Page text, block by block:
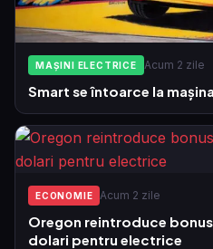
MAȘINI ELECTRICE Acum 2 zile
Smart se întoarce la
ECONOMIE Acum 2 zile
Oregon reintroduce
dolari pentru electrice